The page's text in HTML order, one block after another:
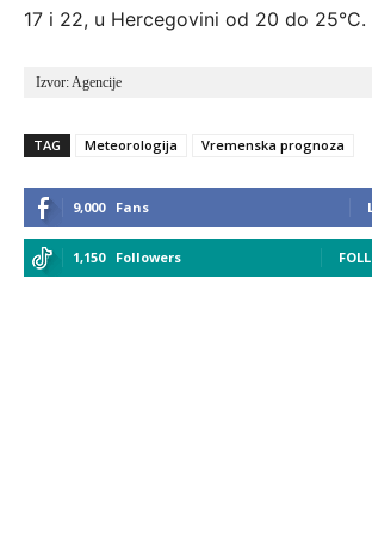
17 i 22, u Hercegovini od 20 do 25°C.
Izvor: Agencije
TAG Meteorologija Vremenska prognoza
9,000 Fans
1,150 Followers